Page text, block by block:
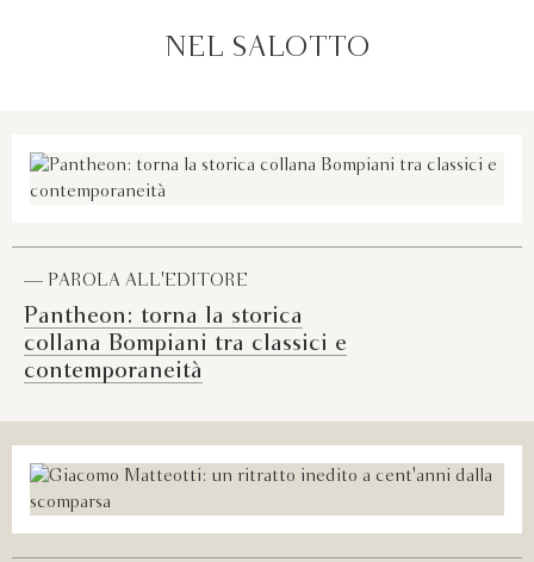
NEL SALOTTO
— PAROLA ALL'EDITORE
Pantheon: torna la storica
collana Bompiani tra classici e
contemporaneità